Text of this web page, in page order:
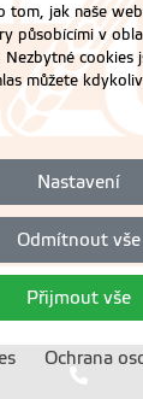
tom, jak naše
působícími v
Nezbytné cookies
můžete
Nastavení
Odmítnout vše
Přijmout vše
Ochrana